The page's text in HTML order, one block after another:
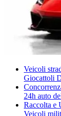
Veicoli
Giocattoli
24h auto
Raccolta e
Veicoli